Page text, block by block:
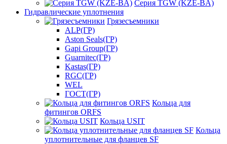
Серия TGW (KZE-BA)
Гидравлические уплотнения
Грязесъемники
ALP(ГР)
Aston Seals(ГР)
Gapi Group(ГР)
Guarnitec(ГР)
Kastas(ГР)
RGC(ГР)
WEL
ГОСТ(ГР)
Кольца для
фитингов ORFS
Кольца USIT
Кольца
уплотнительные для фланцев SF